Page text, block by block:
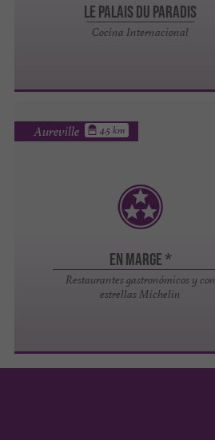
Le Palais du Paradis
Cocina Internacional
En Marge *
Restaurantes gastronómicos y con
estrellas Michelin
Aureville 4.5 km